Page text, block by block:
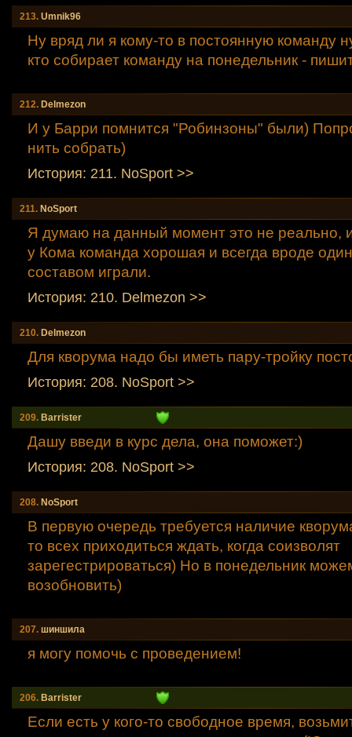
213. Umnik96
Ну вряд ли я кому-то в постоянную команду
кто собирает команду на понедельник -
212. Delmezon
И у Барри помнится "Робинзоны" были)
нить собрать)
История: 211. NoSport >>
211. NoSport
Я думаю на данный момент это не реально,
у Кома команда хорошая и всегда вроде
составом играли.
История: 210. Delmezon >>
210. Delmezon
Для кворума надо бы иметь пару-тройку
История: 208. NoSport >>
209. Barrister
Дашу введи в курс дела, она поможет:)
История: 208. NoSport >>
208. NoSport
В первую очередь требуется наличие
то всех приходиться ждать, когда соизволят
зарегестрироваться) Но в понедельник
возобновить)
207. шиншила
я могу помочь с проведением!
206. Barrister
Если есть у кого-то свободное время,